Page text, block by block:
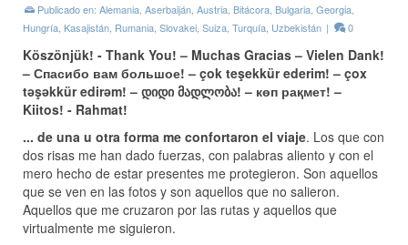
Publicado en: Alemania Aserbaiján Austria Bitácora Bulgaria Georgia
Hungría Kasajistán Rumania Slovakei Suiza Turquía Uzbekistán | 0
Köszönjük! - Thank You! – Muchas Gracias – Vielen Dank!
– Спасибо вам большое! – çok teşekkür ederim! – çox
təşəkkür edirəm! – დიდი მადლობა! – көп рақмет! –
Kiitos! - Rahmat!
... de una u otra forma me confortaron el viaje. Los que con
dos risas me han dado fuerzas, con palabras aliento y con el
mero hecho de estar presentes me protegieron. Son aquellos
que se ven en las fotos y son aquellos que no salieron.
Aquellos que me cruzaron por las rutas y aquellos que
virtualmente me siguieron.